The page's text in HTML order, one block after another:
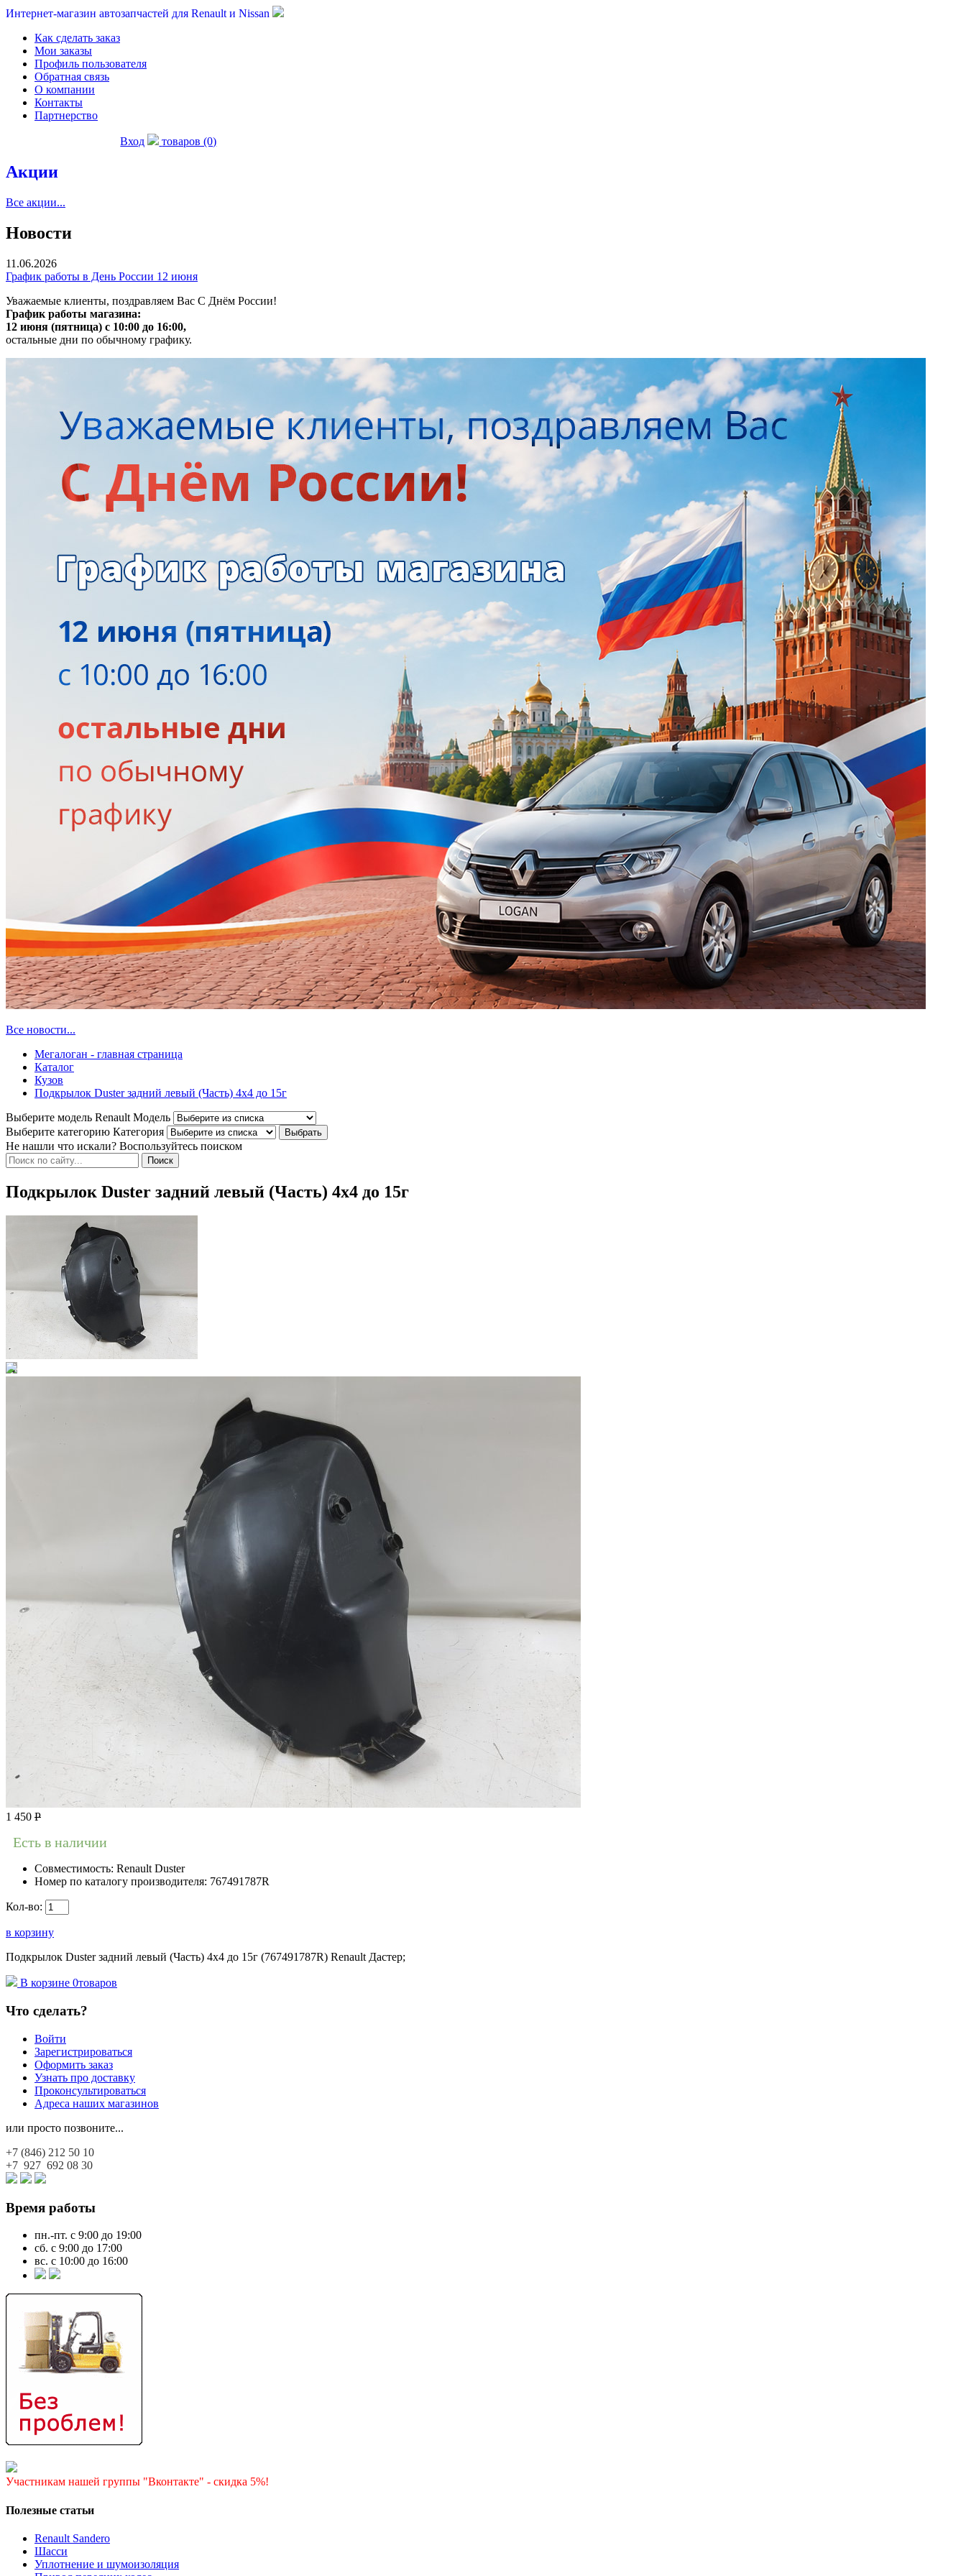
Интернет-магазин автозапчастей для Renault и Nissan
Как сделать заказ
Мои заказы
Профиль пользователя
Обратная связь
О компании
Контакты
Партнерство
Вход товаров (0)
Акции
Все акции...
Новости
11.06.2026
График работы в День России 12 июня
Уважаемые клиенты, поздравляем Вас С Днём России!
График работы магазина:
12 июня (пятница) с 10:00 до 16:00,
остальные дни по обычному графику.
Все новости...
Мегалоган - главная страница
Каталог
Кузов
Подкрылок Duster задний левый (Часть) 4x4 до 15г
Выберите модель Renault Модель
Выберите категорию Категория
Не нашли что искали? Воспользуйтесь поиском
Подкрылок Duster задний левый (Часть) 4x4 до 15г
1 450 Р
Есть в наличии
Совместимость: Renault Duster
Номер по каталогу производителя: 767491787R
Кол-во:
в корзину
Подкрылок Duster задний левый (Часть) 4x4 до 15г (767491787R) Renault Дастер;
В корзине 0товаров
Что сделать?
Войти
Зарегистрироваться
Оформить заказ
Узнать про доставку
Проконсультироваться
Адреса наших магазинов
или просто позвоните...
+7 (846) 212 50 10
+7 927 692 08 30
Время работы
пн.-пт. с 9:00 до 19:00
сб. с 9:00 до 17:00
вс. с 10:00 до 16:00
Участникам нашей группы "Вконтакте" - скидка 5%!
Полезные статьи
Renault Sandero
Шасси
Уплотнение и шумоизоляция